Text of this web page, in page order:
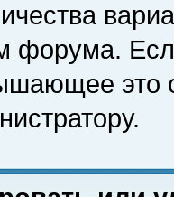
форума.
это